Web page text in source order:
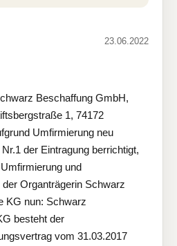
23.06.2022
Beschaffung GmbH,
1, 74172
Umfirmierung neu
der Eintragung berrichtigt,
und
Organträgerin Schwarz
KG nun: Schwarz
besteht der
vom 31.03.2017